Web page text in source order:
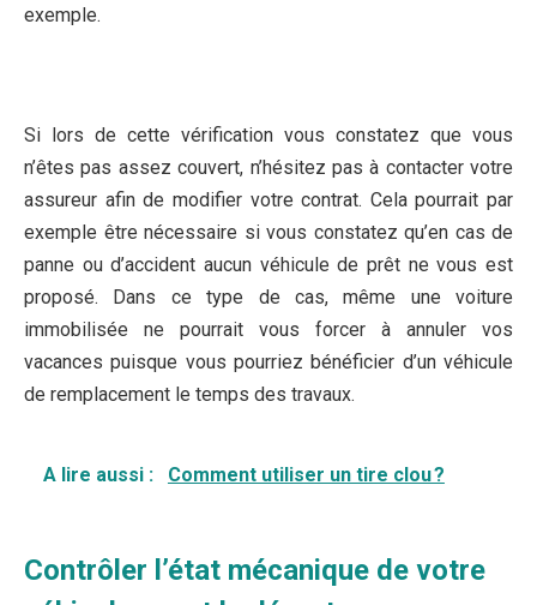
exemple.
Si lors de cette vérification vous constatez que vous
n’êtes pas assez couvert, n’hésitez pas à contacter votre
assureur afin de modifier votre contrat. Cela pourrait par
exemple être nécessaire si vous constatez qu’en cas de
panne ou d’accident aucun véhicule de prêt ne vous est
proposé. Dans ce type de cas, même une voiture
immobilisée ne pourrait vous forcer à annuler vos
vacances puisque vous pourriez bénéficier d’un véhicule
de remplacement le temps des travaux.
A lire aussi : Comment utiliser un tire clou ?
Contrôler l’état mécanique de votre